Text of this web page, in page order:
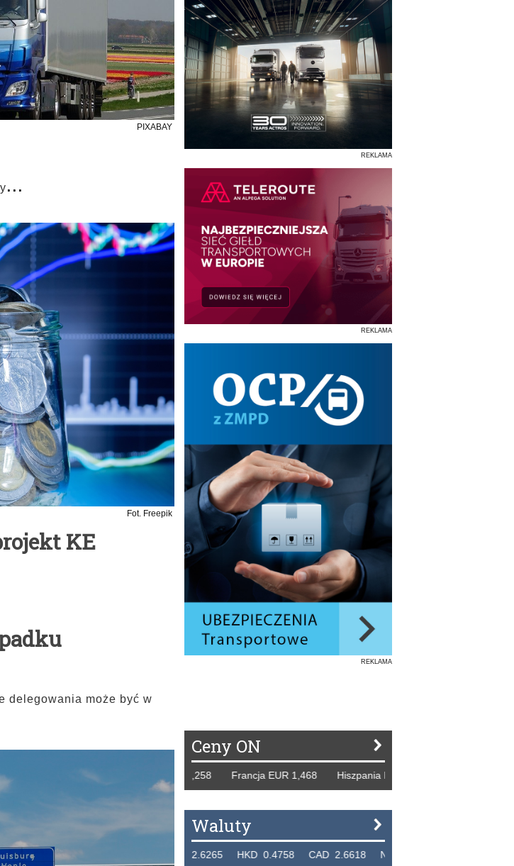
PIXABAY
...
Fot. Freepik
KE
delegowania może być w
REKLAMA
REKLAMA
REKLAMA
Ceny ON
42/2019 r. Niemcy EUR 1,258 Francja EUR 1,468 Hiszpania EUR 1,229 WB GBP 1,318
Waluty
USD 3.7324 AUD 2.6265 HKD 0.4758 CAD 2.6618 NZD 2.1914 SGD 2.9123 EUR